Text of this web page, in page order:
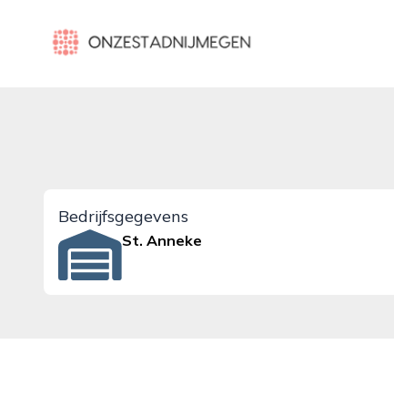
onzestadnijmegen.nl
Bedrijfsgegevens
St. Anneke